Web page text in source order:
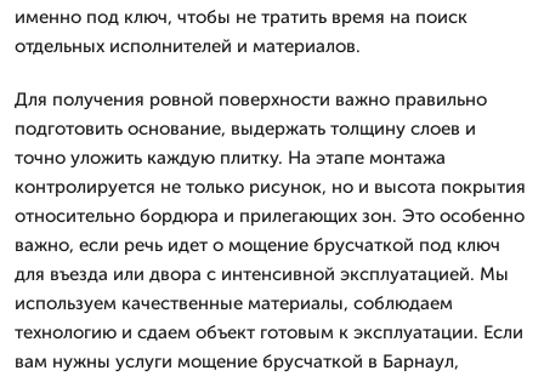
именно под ключ, чтобы не тратить время на поиск
отдельных исполнителей и материалов.
Для получения ровной поверхности важно правильно
подготовить основание, выдержать толщину слоев и
точно уложить каждую плитку. На этапе монтажа
контролируется не только рисунок, но и высота покрытия
относительно бордюра и прилегающих зон. Это особенно
важно, если речь идет о мощение брусчаткой под ключ
для въезда или двора с интенсивной эксплуатацией. Мы
используем качественные материалы, соблюдаем
технологию и сдаем объект готовым к эксплуатации. Если
вам нужны услуги мощение брусчаткой в Барнаул,